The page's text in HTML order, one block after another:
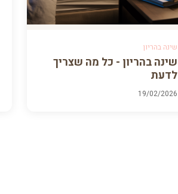
שינה בהריון
שינה בהריון - כל מה שצריך
לדעת
19/02/2026